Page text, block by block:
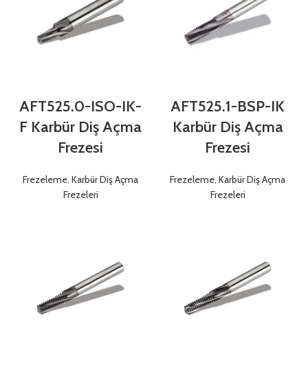
AFT525.0-ISO-IK-
F Karbür Diş Açma
Frezesi
Frezeleme, Karbür Diş Açma
Frezeleri
AFT525.1-BSP-IK
Karbür Diş Açma
Frezesi
Frezeleme, Karbür Diş Açma
Frezeleri